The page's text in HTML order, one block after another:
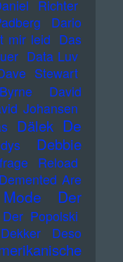
Richter
Dario
mir leid Das
Data Luv
Stewart
David
Johansen
Dälek De
Debbie
Reload
Demented Are
Der
Der Popolski
Deso